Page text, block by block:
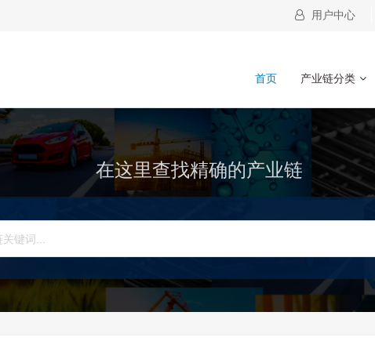
用户中心
首页 产业链分类
在这里查找精确的产业链